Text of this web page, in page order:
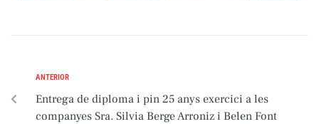
ANTERIOR
Entrega de diploma i pin 25 anys exercici a les
companyes Sra. Silvia Berge Arroniz i Belen Font